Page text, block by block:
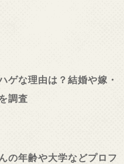
ゲな理由は？結婚や嫁・
調査
の年齢や大学などプロフ